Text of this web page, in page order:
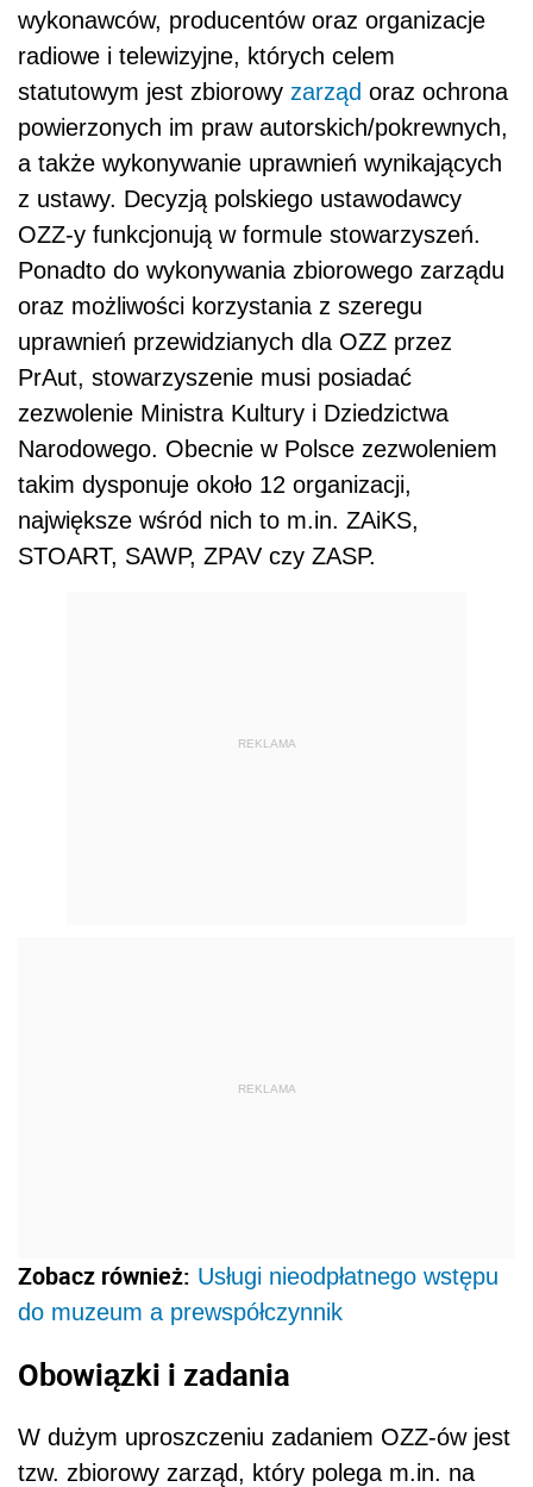
wykonawców, producentów oraz organizacje
radiowe i telewizyjne, których celem
statutowym jest zbiorowy zarząd oraz ochrona
powierzonych im praw autorskich/pokrewnych,
a także wykonywanie uprawnień wynikających
z ustawy. Decyzją polskiego ustawodawcy
OZZ-y funkcjonują w formule stowarzyszeń.
Ponadto do wykonywania zbiorowego zarządu
oraz możliwości korzystania z szeregu
uprawnień przewidzianych dla OZZ przez
PrAut, stowarzyszenie musi posiadać
zezwolenie Ministra Kultury i Dziedzictwa
Narodowego. Obecnie w Polsce zezwoleniem
takim dysponuje około 12 organizacji,
największe wśród nich to m.in. ZAiKS,
STOART, SAWP, ZPAV czy ZASP.
REKLAMA
REKLAMA
Zobacz również: Usługi nieodpłatnego wstępu
do muzeum a prewspółczynnik
Obowiązki i zadania
W dużym uproszczeniu zadaniem OZZ-ów jest
tzw. zbiorowy zarząd, który polega m.in. na